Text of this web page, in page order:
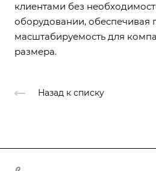
клиентами без
оборудовании, обеспечивая
масштабируемость для
размера.
Назад к списку